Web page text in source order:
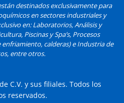
destinados exclusivamente para
en sectores industriales y
en: Laboratorios, Análisis y
Piscinas y Spa’s, Procesos
calderas) e Industria de
entre otros.
C.V. y sus filiales. Todos los
reservados.